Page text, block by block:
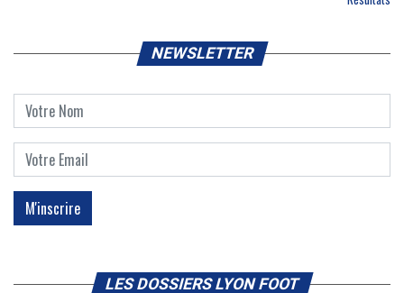
NEWSLETTER
LES DOSSIERS LYON FOOT